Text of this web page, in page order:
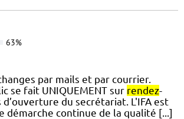
63%
par mails et par courrier.
se fait UNIQUEMENT sur rendez-
d’ouverture du secrétariat. L'IFA est
démarche continue de la qualité [...]